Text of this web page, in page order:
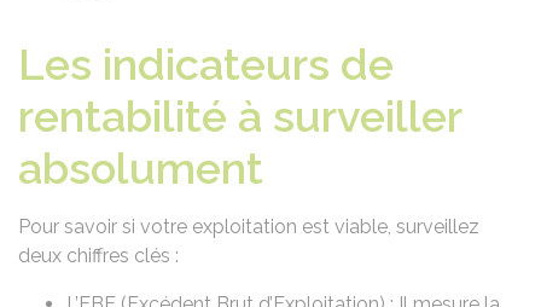
Les indicateurs de
rentabilité à surveiller
absolument
Pour savoir si votre exploitation est viable, surveillez
deux chiffres clés :